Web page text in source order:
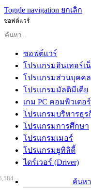
Toggle navigation ยกเลิก
ซอฟต์แวร์
ซอฟต์แวร์
โปรแกรมอินเทอร์เ
โปรแกรมส่วนบุคคล
โปรแกรมมัลติมีเดีย
เกม PC คอมพิวเตอร์
โปรแกรมบริหารธุร
โปรแกรมการศึกษา
โปรแกรมเมอร์
โปรแกรมยูทิลิตี้
ไดร์เวอร์ (Driver)
ค้นห